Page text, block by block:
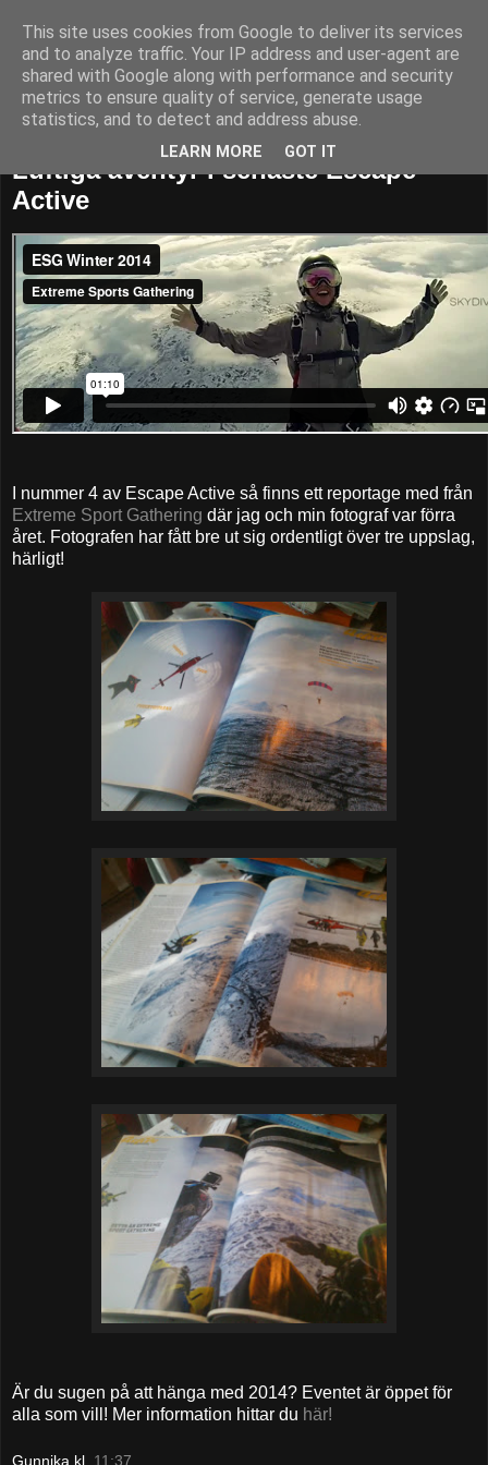
52adventures
Luftiga äventyr i senaste Escape
Active
I nummer 4 av Escape Active så finns ett reportage med från
Extreme Sport Gathering där jag och min fotograf var förra
året. Fotografen har fått bre ut sig ordentligt över tre uppslag,
härligt!
Är du sugen på att hänga med 2014? Eventet är öppet för
alla som vill! Mer information hittar du här!
Gunnika kl. 11:37
This site uses cookies from Google to deliver its services
and to analyze traffic. Your IP address and user-agent are
shared with Google along with performance and security
metrics to ensure quality of service, generate usage
statistics, and to detect and address abuse.
LEARN MORE GOT IT